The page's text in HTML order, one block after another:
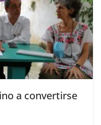
a convertirse